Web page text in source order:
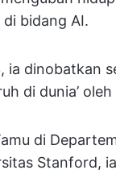
bidang AI.
ia dinobatkan
di dunia’ oleh
di
Stanford,